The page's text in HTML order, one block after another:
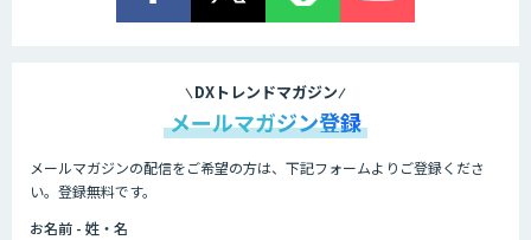
DXトレンドマガジン
メールマガジン登録
メールマガジンの配信をご希望の方は、下記フォームよりご登録くださ
い。登録無料です。
お名前 - 姓・名